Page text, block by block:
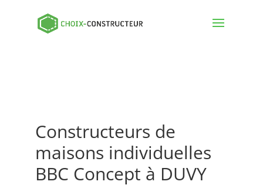
Constructeurs de
maisons individuelles
BBC Concept à DUVY